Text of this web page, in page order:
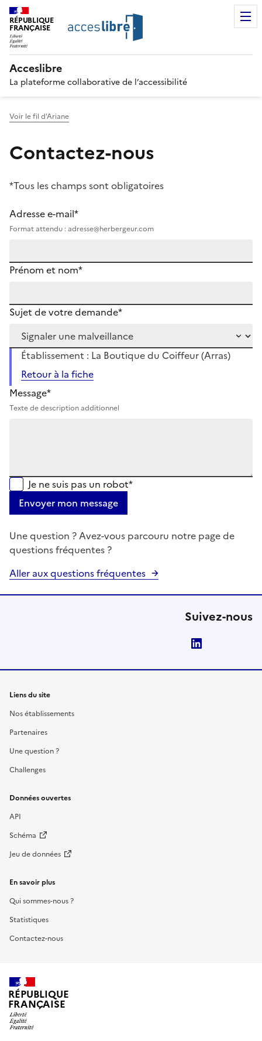
RÉPUBLIQUE
FRANÇAISE
Acceslibre
La plateforme collaborative de l’accessibilité
Voir le fil d'Ariane
Contactez-nous
*Tous les champs sont obligatoires
Adresse e-mail*
Format attendu : adresse@herbergeur.com
Prénom et nom*
Sujet de votre demande*
Établissement : La Boutique du Coiffeur (Arras)
Retour à la fiche
Message*
Texte de description additionnel
Je ne suis pas un robot*
Envoyer mon message
Une question ? Avez-vous parcouru notre page de
questions fréquentes ?
Aller aux questions fréquentes
Suivez-nous
Liens du site
Nos établissements
Partenaires
Une question ?
Challenges
Données ouvertes
API
Schéma
Jeu de données
En savoir plus
Qui sommes-nous ?
Statistiques
Contactez-nous
RÉPUBLIQUE
FRANÇAISE